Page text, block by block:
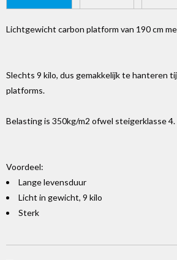
Lichtgewicht carbon platform van 190 cm
Slechts 9 kilo, dus gemakkelijk te hanteren
platforms.
Belasting is 350kg/m2 ofwel steigerklasse 4.
Voordeel:
Lange levensduur
Licht in gewicht, 9 kilo
Sterk